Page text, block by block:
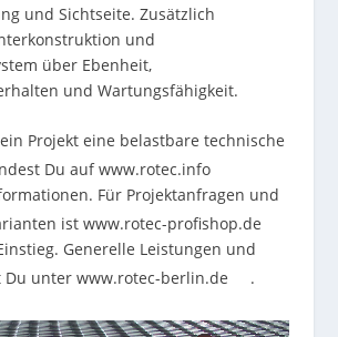
und Sichtseite. Zusätzlich
und
über Ebenheit,
und Wartungsfähigkeit.
Projekt eine belastbare technische
Du aufwww.rotec.info
Für Projektanfragen und
ist www.rotec-profishop.de
Generelle Leistungen und
Du unter www.rotec-berlin.de .